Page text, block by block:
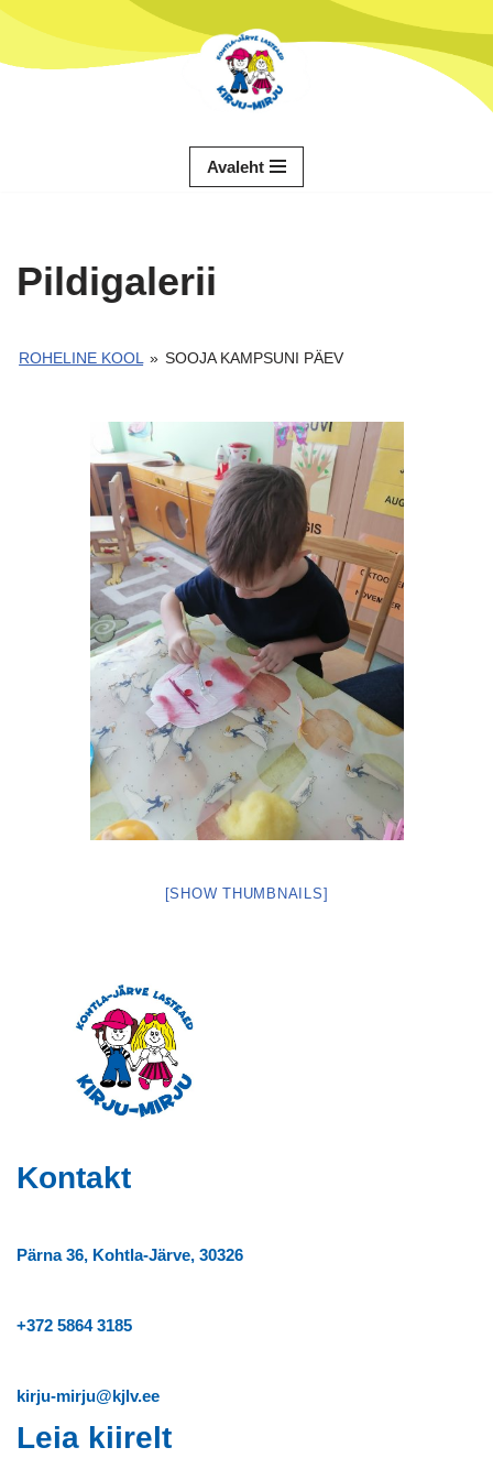
Avaleht
Pildigalerii
ROHELINE KOOL » SOOJA KAMPSUNI PÄEV
[SHOW THUMBNAILS]
Kontakt
Pärna 36, Kohtla-Järve, 30326
+372 5864 3185
kirju-mirju@kjlv.ee
Leia kiirelt